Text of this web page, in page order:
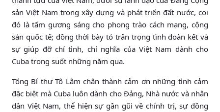
sản Việt Nam trong xây dựng và phát triển đất nước, coi
đó là tấm gương sáng cho phong trào cách mạng, cộng
sản quốc tế; đồng thời bày tỏ trân trọng tình đoàn kết và
sự giúp đỡ chí tình, chí nghĩa của Việt Nam dành cho
Cuba trong suốt những năm qua.
Tổng Bí thư Tô Lâm chân thành cảm ơn những tình cảm
đặc biệt mà Cuba luôn dành cho Đảng, Nhà nước và nhân
dân Việt Nam, thể hiện sự gần gũi về chính trị, sự đồng